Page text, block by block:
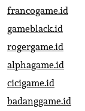
francogame.id
gameblack.id
rogergame.id
alphagame.id
cicigame.id
badanggame.id